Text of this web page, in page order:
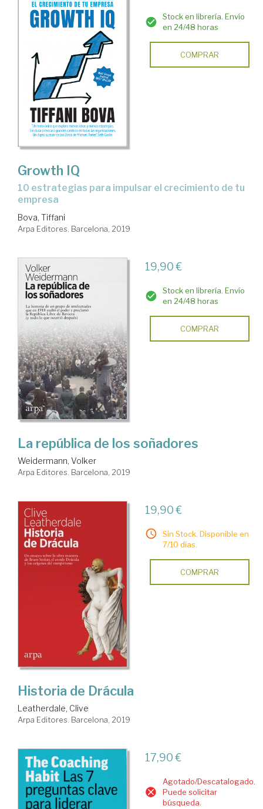
Stock en librería. Envío
en 24/48 horas
COMPRAR
Growth IQ
10 estrategias para impulsar el crecimiento de tu
empresa
Bova, Tiffani
Arpa Editores. Barcelona, 2019
19,90 €
Stock en librería. Envío
en 24/48 horas
COMPRAR
La república de los soñadores
Weidermann, Volker
Arpa Editores. Barcelona, 2019
19,90 €
Sin Stock. Disponible en
7/10 días.
COMPRAR
Historia de Drácula
Leatherdale, Clive
Arpa Editores. Barcelona, 2019
17,90 €
Agotado/Descatalogado.
Puede solicitar
búsqueda.